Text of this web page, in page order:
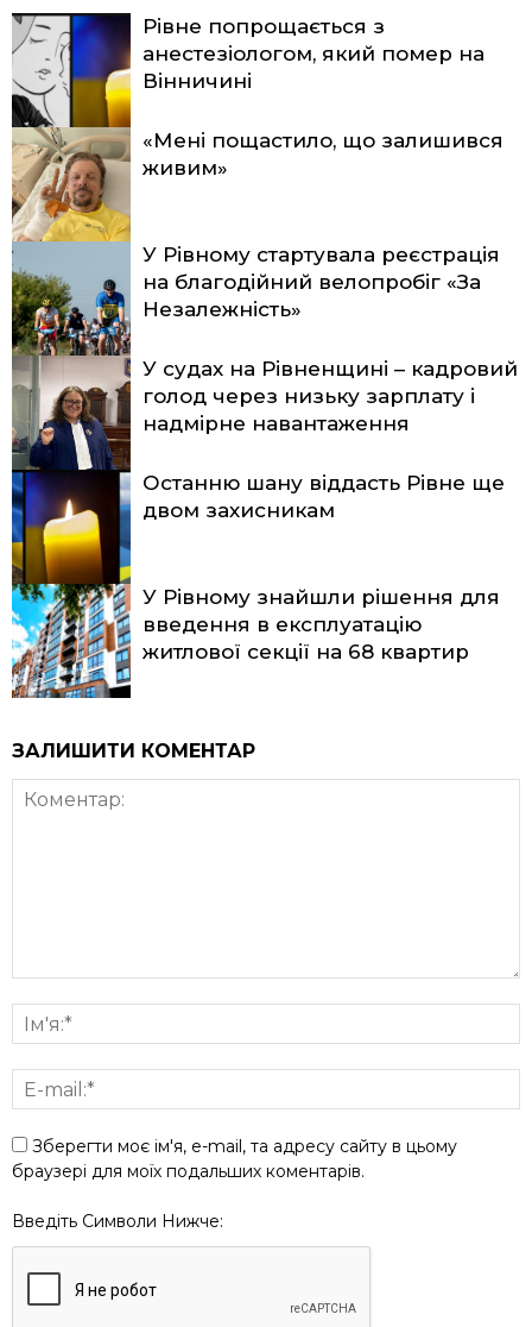
Рівне попрощається з
анестезіологом, який помер на
Вінничині
«Мені пощастило, що залишився
живим»
У Рівному стартувала реєстрація
на благодійний велопробіг «За
Незалежність»
У судах на Рівненщині – кадровий
голод через низьку зарплату і
надмірне навантаження
Останню шану віддасть Рівне ще
двом захисникам
У Рівному знайшли рішення для
введення в експлуатацію
житлової секції на 68 квартир
ЗАЛИШИТИ КОМЕНТАР
Зберегти моє ім'я, e-mail, та адресу сайту в цьому
браузері для моїх подальших коментарів.
Введіть Символи Нижче: